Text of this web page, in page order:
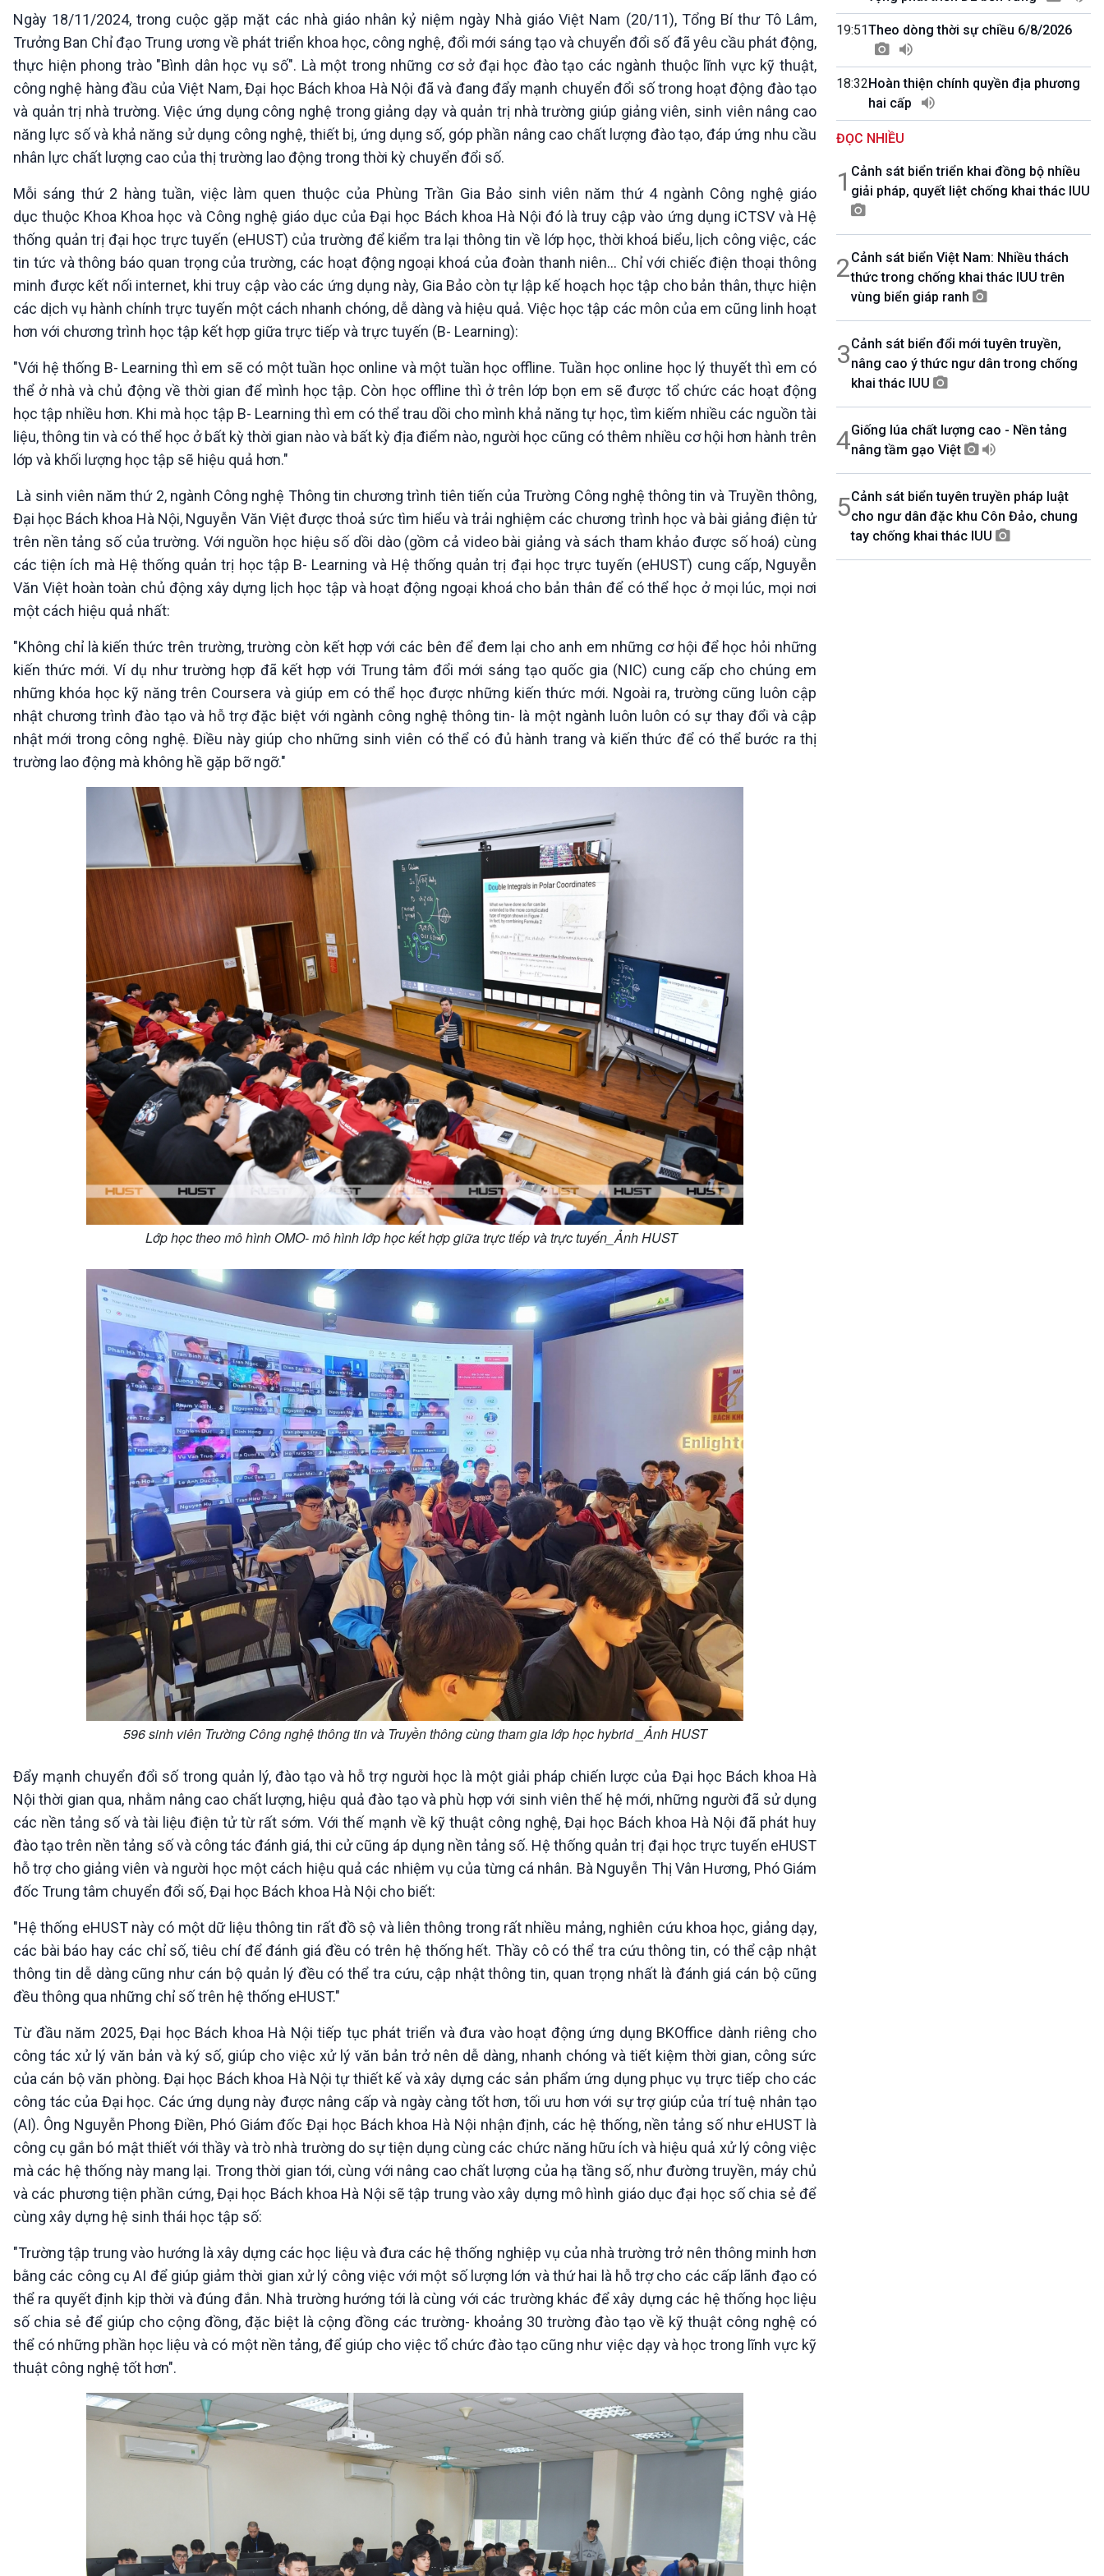
Chuyển đổi Xanh
Tài nguyên và Môi trường
Chuyên gia của bạn
Xã hội chuyển động
Bước chân đến trường
Sống chung với biến đổi
khí hậu
Câu chuyện Thể thao
Infographic
E-Magazine
10 phút Sự kiện - Luận bàn
Câu chuyện thời sự
Đối thoại
Diễn đàn chủ nhật
Chuyện đêm
VOV1 đặc biệt
Thanh âm ký sự
Các chương trình đặc biệt
Ngày 18/11/2024, trong cuộc gặp mặt các nhà giáo nhân kỷ niệm ngày Nhà giáo Việt Nam (20/11), Tổng Bí thư Tô Lâm,
Trưởng Ban Chỉ đạo Trung ương về phát triển khoa học, công nghệ, đổi mới sáng tạo và chuyển đổi số đã yêu cầu phát động,
thực hiện phong trào "Bình dân học vụ số". Là một trong những cơ sở đại học đào tạo các ngành thuộc lĩnh vực kỹ thuật,
công nghệ hàng đầu của Việt Nam, Đại học Bách khoa Hà Nội đã và đang đẩy mạnh chuyển đổi số trong hoạt động đào tạo
và quản trị nhà trường. Việc ứng dụng công nghệ trong giảng dạy và quản trị nhà trường giúp giảng viên, sinh viên nâng cao
năng lực số và khả năng sử dụng công nghệ, thiết bị, ứng dụng số, góp phần nâng cao chất lượng đào tạo, đáp ứng nhu cầu
nhân lực chất lượng cao của thị trường lao động trong thời kỳ chuyển đổi số.
Mỗi sáng thứ 2 hàng tuần, việc làm quen thuộc của Phùng Trần Gia Bảo sinh viên năm thứ 4 ngành Công nghệ giáo
dục thuộc Khoa Khoa học và Công nghệ giáo dục của Đại học Bách khoa Hà Nội đó là truy cập vào ứng dụng iCTSV và Hệ
thống quản trị đại học trực tuyến (eHUST) của trường để kiểm tra lại thông tin về lớp học, thời khoá biểu, lịch công việc, các
tin tức và thông báo quan trọng của trường, các hoạt động ngoại khoá của đoàn thanh niên… Chỉ với chiếc điện thoại thông
minh được kết nối internet, khi truy cập vào các ứng dụng này, Gia Bảo còn tự lập kế hoạch học tập cho bản thân, thực hiện
các dịch vụ hành chính trực tuyến một cách nhanh chóng, dễ dàng và hiệu quả. Việc học tập các môn của em cũng linh hoạt
hơn với chương trình học tập kết hợp giữa trực tiếp và trực tuyến (B- Learning):
"Với hệ thống B- Learning thì em sẽ có một tuần học online và một tuần học offline. Tuần học online học lý thuyết thì em có
thể ở nhà và chủ động về thời gian để mình học tập. Còn học offline thì ở trên lớp bọn em sẽ được tổ chức các hoạt động
học tập nhiều hơn. Khi mà học tập B- Learning thì em có thể trau dồi cho mình khả năng tự học, tìm kiếm nhiều các nguồn tài
liệu, thông tin và có thể học ở bất kỳ thời gian nào và bất kỳ địa điểm nào, người học cũng có thêm nhiều cơ hội hơn hành trên
lớp và khối lượng học tập sẽ hiệu quả hơn."
Là sinh viên năm thứ 2, ngành Công nghệ Thông tin chương trình tiên tiến của Trường Công nghệ thông tin và Truyền thông,
Đại học Bách khoa Hà Nội, Nguyễn Văn Việt được thoả sức tìm hiểu và trải nghiệm các chương trình học và bài giảng điện tử
trên nền tảng số của trường. Với nguồn học hiệu số dồi dào (gồm cả video bài giảng và sách tham khảo được số hoá) cùng
các tiện ích mà Hệ thống quản trị học tập B- Learning và Hệ thống quản trị đại học trực tuyến (eHUST) cung cấp, Nguyễn
Văn Việt hoàn toàn chủ động xây dựng lịch học tập và hoạt động ngoại khoá cho bản thân để có thể học ở mọi lúc, mọi nơi
một cách hiệu quả nhất:
"Không chỉ là kiến thức trên trường, trường còn kết hợp với các bên để đem lại cho anh em những cơ hội để học hỏi những
kiến thức mới. Ví dụ như trường hợp đã kết hợp với Trung tâm đổi mới sáng tạo quốc gia (NIC) cung cấp cho chúng em
những khóa học kỹ năng trên Coursera và giúp em có thể học được những kiến thức mới. Ngoài ra, trường cũng luôn cập
nhật chương trình đào tạo và hỗ trợ đặc biệt với ngành công nghệ thông tin- là một ngành luôn luôn có sự thay đổi và cập
nhật mới trong công nghệ. Điều này giúp cho những sinh viên có thể có đủ hành trang và kiến thức để có thể bước ra thị
trường lao động mà không hề gặp bỡ ngỡ."
Lớp học theo mô hình OMO- mô hình lớp học kết hợp giữa trực tiếp và trực tuyến_Ảnh HUST
596 sinh viên Trường Công nghệ thông tin và Truyền thông cùng tham gia lớp học hybrid _Ảnh HUST
Đẩy mạnh chuyển đổi số trong quản lý, đào tạo và hỗ trợ người học là một giải pháp chiến lược của Đại học Bách khoa Hà
Nội thời gian qua, nhằm nâng cao chất lượng, hiệu quả đào tạo và phù hợp với sinh viên thế hệ mới, những người đã sử dụng
các nền tảng số và tài liệu điện tử từ rất sớm. Với thế mạnh về kỹ thuật công nghệ, Đại học Bách khoa Hà Nội đã phát huy
đào tạo trên nền tảng số và công tác đánh giá, thi cử cũng áp dụng nền tảng số. Hệ thống quản trị đại học trực tuyến eHUST
hỗ trợ cho giảng viên và người học một cách hiệu quả các nhiệm vụ của từng cá nhân. Bà Nguyễn Thị Vân Hương, Phó Giám
đốc Trung tâm chuyển đổi số, Đại học Bách khoa Hà Nội cho biết:
"Hệ thống eHUST này có một dữ liệu thông tin rất đồ sộ và liên thông trong rất nhiều mảng, nghiên cứu khoa học, giảng dạy,
các bài báo hay các chỉ số, tiêu chí để đánh giá đều có trên hệ thống hết. Thầy cô có thể tra cứu thông tin, có thể cập nhật
thông tin dễ dàng cũng như cán bộ quản lý đều có thể tra cứu, cập nhật thông tin, quan trọng nhất là đánh giá cán bộ cũng
đều thông qua những chỉ số trên hệ thống eHUST."
Từ đầu năm 2025, Đại học Bách khoa Hà Nội tiếp tục phát triển và đưa vào hoạt động ứng dụng BKOffice dành riêng cho
công tác xử lý văn bản và ký số, giúp cho việc xử lý văn bản trở nên dễ dàng, nhanh chóng và tiết kiệm thời gian, công sức
của cán bộ văn phòng. Đại học Bách khoa Hà Nội tự thiết kế và xây dựng các sản phẩm ứng dụng phục vụ trực tiếp cho các
công tác của Đại học. Các ứng dụng này được nâng cấp và ngày càng tốt hơn, tối ưu hơn với sự trợ giúp của trí tuệ nhân tạo
(AI). Ông Nguyễn Phong Điền, Phó Giám đốc Đại học Bách khoa Hà Nội nhận định, các hệ thống, nền tảng số như eHUST là
công cụ gắn bó mật thiết với thầy và trò nhà trường do sự tiện dụng cùng các chức năng hữu ích và hiệu quả xử lý công việc
mà các hệ thống này mang lại. Trong thời gian tới, cùng với nâng cao chất lượng của hạ tầng số, như đường truyền, máy chủ
và các phương tiện phần cứng, Đại học Bách khoa Hà Nội sẽ tập trung vào xây dựng mô hình giáo dục đại học số chia sẻ để
cùng xây dựng hệ sinh thái học tập số:
"Trường tập trung vào hướng là xây dựng các học liệu và đưa các hệ thống nghiệp vụ của nhà trường trở nên thông minh hơn
bằng các công cụ AI để giúp giảm thời gian xử lý công việc với một số lượng lớn và thứ hai là hỗ trợ cho các cấp lãnh đạo có
thể ra quyết định kịp thời và đúng đắn. Nhà trường hướng tới là cùng với các trường khác để xây dựng các hệ thống học liệu
số chia sẻ để giúp cho cộng đồng, đặc biệt là cộng đồng các trường- khoảng 30 trường đào tạo về kỹ thuật công nghệ có
thể có những phần học liệu và có một nền tảng, để giúp cho việc tổ chức đào tạo cũng như việc dạy và học trong lĩnh vực kỹ
thuật công nghệ tốt hơn".
19:51Theo dòng thời sự chiều 6/8/2026
18:32Hoàn thiện chính quyền địa phương
hai cấp
ĐỌC NHIỀU
1 Cảnh sát biển triển khai đồng bộ nhiều
giải pháp, quyết liệt chống khai thác IUU
2Cảnh sát biển Việt Nam: Nhiều thách
thức trong chống khai thác IUU trên
vùng biển giáp ranh
3Cảnh sát biển đổi mới tuyên truyền,
nâng cao ý thức ngư dân trong chống
khai thác IUU
4Giống lúa chất lượng cao - Nền tảng
nâng tầm gạo Việt
5Cảnh sát biển tuyên truyền pháp luật
cho ngư dân đặc khu Côn Đảo, chung
tay chống khai thác IUU